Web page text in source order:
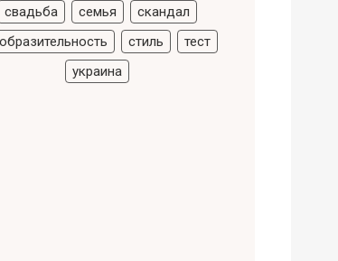
свадьба
семья
скандал
стиль
тест
украина